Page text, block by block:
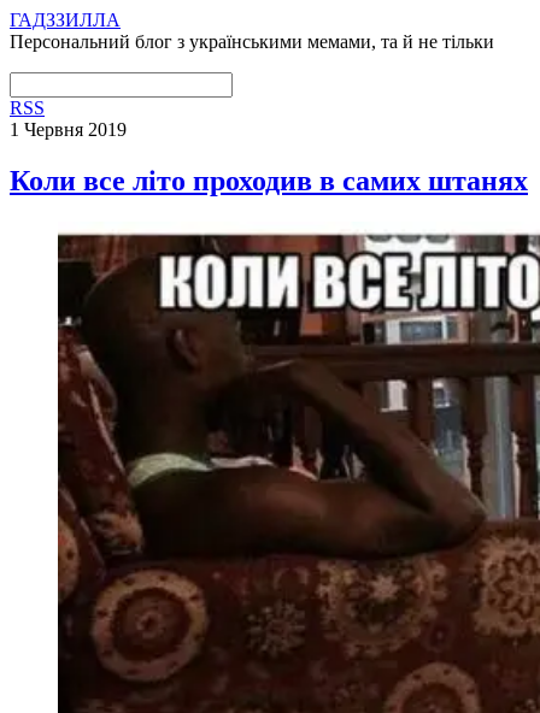
ГАДЗЗИЛЛА
Персональний блог з українськими мемами, та й не тільки
RSS
1 Червня 2019
Коли все літо проходив в самих штанях